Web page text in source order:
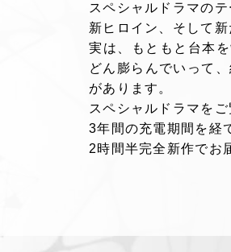
スペシャルドラマの
新ヒロイン、そして
実は、もともと台本
どん膨らんでいって
があります。
スペシャルドラマを
3年間の充電期間を経
2時間半完全新作でお